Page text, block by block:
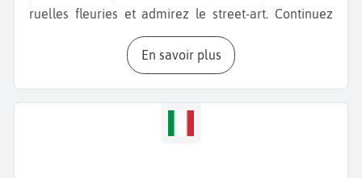
ruelles fleuries et admirez le street-art. Continuez
votre visite avec leBastion Saint Rémy
vue magnifique sur la mer Méditerranée et les
alentours de la ville. Près de la place, admirez la
Tour de l’Éléphant, construite en 1307. Cette
En savoir plus